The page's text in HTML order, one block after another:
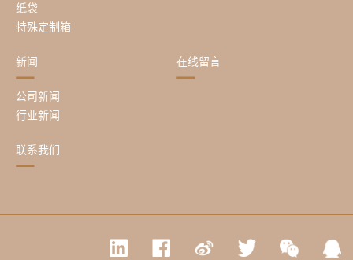
纸袋
特殊定制箱
新闻
公司新闻
行业新闻
在线留言
联系我们